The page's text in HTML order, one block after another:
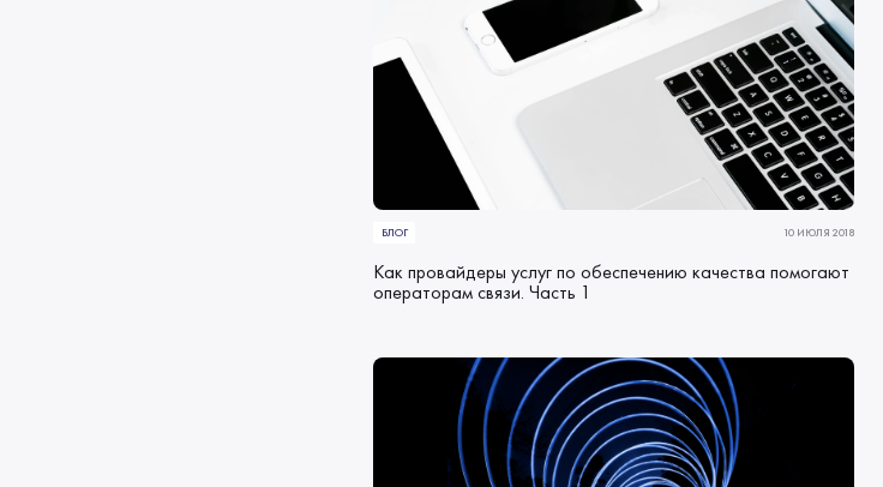
БЛОГ 10 ИЮЛЯ 2018
Как провайдеры услуг по обеспечению качества помогают
операторам связи. Часть 1